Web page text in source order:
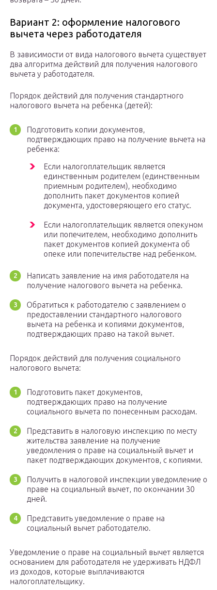
Вариант 2: оформление налогового
вычета через работодателя
В зависимости от вида налогового вычета существует
два алгоритма действий для получения налогового
вычета у работодателя.
Порядок действий для получения стандартного
налогового вычета на ребенка (детей):
Подготовить копии документов,
подтверждающих право на получение вычета на
ребенка:
Если налогоплательщик является
единственным родителем (единственным
приемным родителем), необходимо
дополнить пакет документов копией
документа, удостоверяющего его статус.
Если налогоплательщик является опекуном
или попечителем, необходимо дополнить
пакет документов копией документа об
опеке или попечительстве над ребенком.
Написать заявление на имя работодателя на
получение налогового вычета на ребенка.
Обратиться к работодателю с заявлением о
предоставлении стандартного налогового
вычета на ребенка и копиями документов,
подтверждающих право на такой вычет.
Порядок действий для получения социального
налогового вычета:
Подготовить пакет документов,
подтверждающих право на получение
социального вычета по понесенным расходам.
Представить в налоговую инспекцию по месту
жительства заявление на получение
уведомления о праве на социальный вычет и
пакет подтверждающих документов, с копиями.
Получить в налоговой инспекции уведомление о
праве на социальный вычет, по окончании 30
дней.
Представить уведомление о праве на
социальный вычет работодателю.
Уведомление о праве на социальный вычет является
основанием для работодателя не удерживать НДФЛ
из доходов, которые выплачиваются
налогоплательщику.